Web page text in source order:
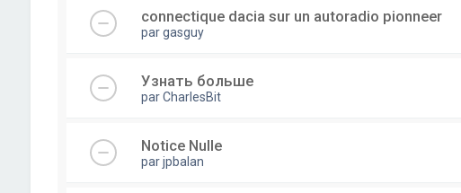
connectique dacia sur un autoradio pionneer
pargasguy
Узнать больше
parCharlesBit
Notice Nulle
parjpbalan